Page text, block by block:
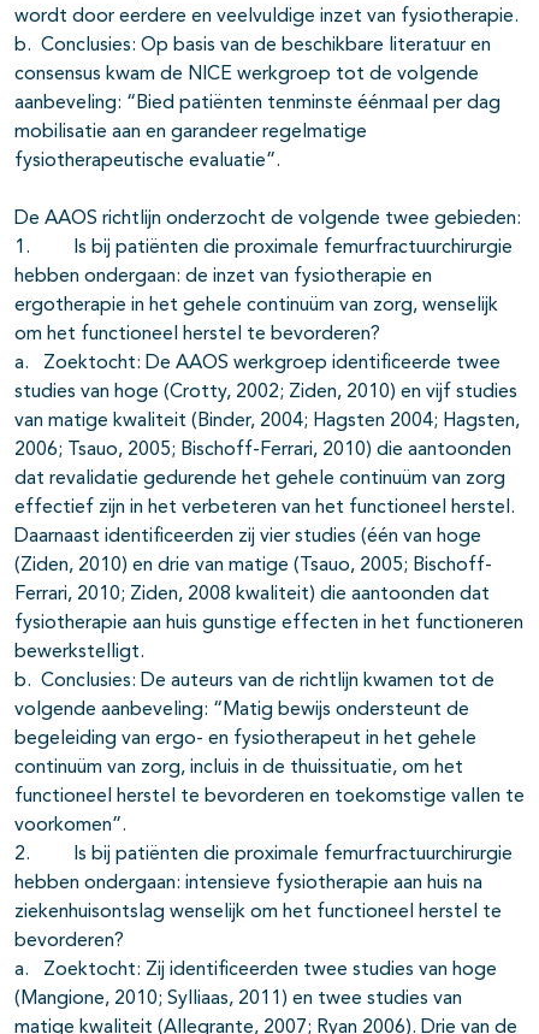
wordt door eerdere en veelvuldige inzet van fysiotherapie.
b. Conclusies: Op basis van de beschikbare literatuur en
consensus kwam de NICE werkgroep tot de volgende
aanbeveling: “Bied patiënten tenminste éénmaal per dag
mobilisatie aan en garandeer regelmatige
fysiotherapeutische evaluatie”.
De AAOS richtlijn onderzocht de volgende twee gebieden:
1. Is bij patiënten die proximale femurfractuurchirurgie
hebben ondergaan: de inzet van fysiotherapie en
ergotherapie in het gehele continuüm van zorg, wenselijk
om het functioneel herstel te bevorderen?
a. Zoektocht: De AAOS werkgroep identificeerde twee
studies van hoge (Crotty, 2002; Ziden, 2010) en vijf studies
van matige kwaliteit (Binder, 2004; Hagsten 2004; Hagsten,
2006; Tsauo, 2005; Bischoff-Ferrari, 2010) die aantoonden
dat revalidatie gedurende het gehele continuüm van zorg
effectief zijn in het verbeteren van het functioneel herstel.
Daarnaast identificeerden zij vier studies (één van hoge
(Ziden, 2010) en drie van matige (Tsauo, 2005; Bischoff-
Ferrari, 2010; Ziden, 2008 kwaliteit) die aantoonden dat
fysiotherapie aan huis gunstige effecten in het functioneren
bewerkstelligt.
b. Conclusies: De auteurs van de richtlijn kwamen tot de
volgende aanbeveling: “Matig bewijs ondersteunt de
begeleiding van ergo- en fysiotherapeut in het gehele
continuüm van zorg, incluis in de thuissituatie, om het
functioneel herstel te bevorderen en toekomstige vallen te
voorkomen”.
2. Is bij patiënten die proximale femurfractuurchirurgie
hebben ondergaan: intensieve fysiotherapie aan huis na
ziekenhuisontslag wenselijk om het functioneel herstel te
bevorderen?
a. Zoektocht: Zij identificeerden twee studies van hoge
(Mangione, 2010; Sylliaas, 2011) en twee studies van
matige kwaliteit (Allegrante, 2007; Ryan 2006). Drie van de